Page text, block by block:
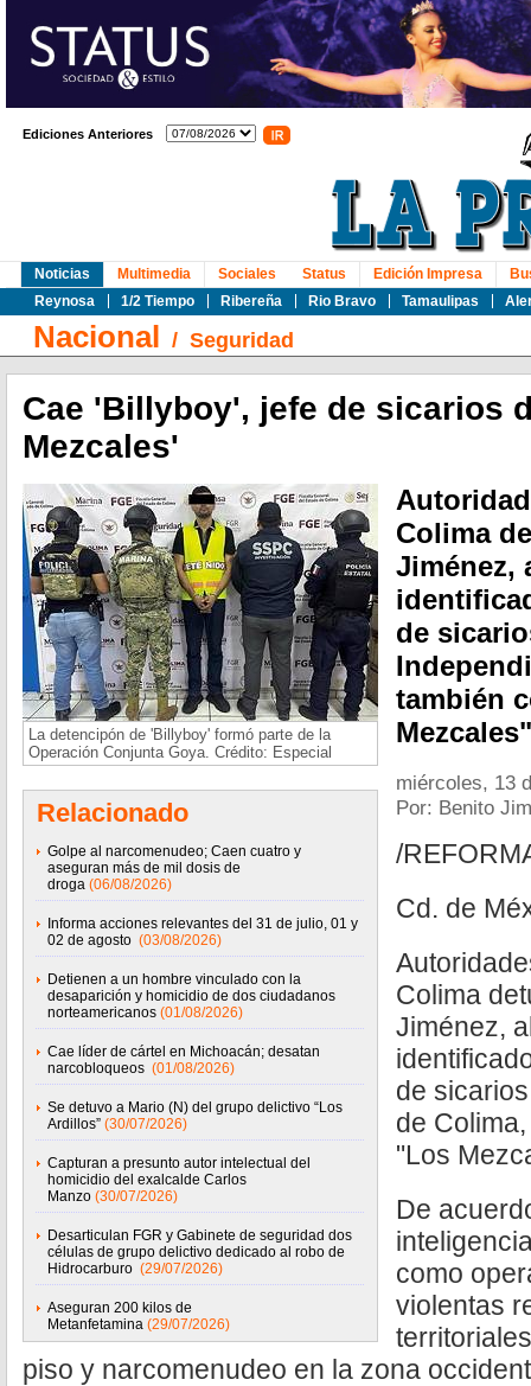
Ediciones Anteriores
Noticias
Reynosa
1/2 Tiempo Ribereña Rio Bravo Tamaulipas
Multimedia Sociales Status Edición Impresa
Nacional / Seguridad
Cae 'Billyboy', jefe de sicarios
Mezcales'
La detencipón de 'Billyboy' formó parte de la
Operación Conjunta Goya. Crédito: Especial
Relacionado
Golpe al narcomenudeo; Caen cuatro y
aseguran más de mil dosis de
droga (06/08/2026)
Informa acciones relevantes del 31 de julio, 01 y
02 de agosto (03/08/2026)
Detienen a un hombre vinculado con la
desaparición y homicidio de dos ciudadanos
norteamericanos (01/08/2026)
Cae líder de cártel en Michoacán; desatan
narcobloqueos (01/08/2026)
Se detuvo a Mario (N) del grupo delictivo “Los
Ardillos” (30/07/2026)
Capturan a presunto autor intelectual del
homicidio del exalcalde Carlos
Manzo (30/07/2026)
Desarticulan FGR y Gabinete de seguridad dos
células de grupo delictivo dedicado al robo de
Hidrocarburo (29/07/2026)
Aseguran 200 kilos de
Metanfetamina (29/07/2026)
Colima
Jiménez,
de
también
miércoles, 13
Por: Benito
/
Cd. de
Colima
Jiménez,
de
de
"Los
De
como
violentas
piso y narcomenudeo en la zona